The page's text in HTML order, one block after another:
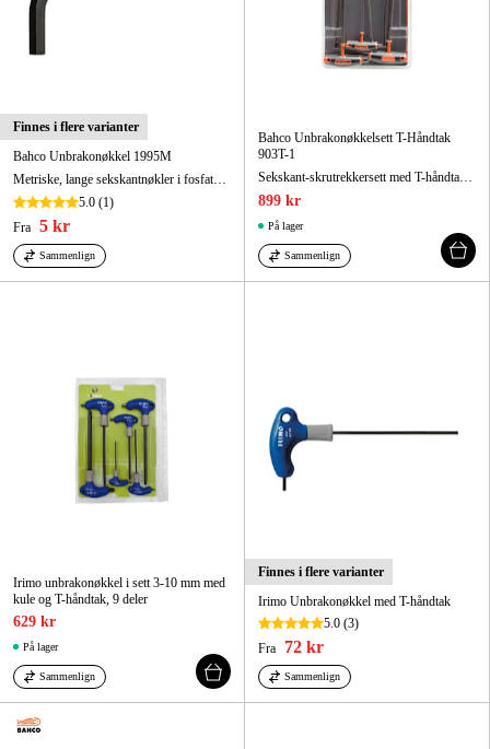
Finnes i flere varianter
Bahco Unbrakonøkkel 1995M
Metriske, lange sekskantnøkler i fosfatert utførelse 1,5 mm x 47 mm
5.0 (1)
Fra 5 kr
Sammenlign
Bahco Unbrakonøkkelsett T-Håndtak
903T-1
Sekskant-skrutrekkersett med T-håndtak - 6 deler
899 kr
På lager
Sammenlign
Irimo unbrakonøkkel i sett 3-10 mm med
kule og T-håndtak, 9 deler
629 kr
På lager
Sammenlign
Finnes i flere varianter
Irimo Unbrakonøkkel med T-håndtak
5.0 (3)
Fra
72 kr
Sammenlign